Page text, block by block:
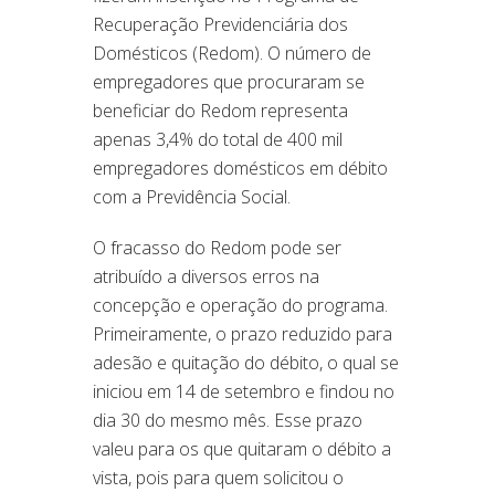
Recuperação Previdenciária dos
Domésticos (Redom). O número de
empregadores que procuraram se
beneficiar do Redom representa
apenas 3,4% do total de 400 mil
empregadores domésticos em débito
com a Previdência Social.
O fracasso do Redom pode ser
atribuído a diversos erros na
concepção e operação do programa.
Primeiramente, o prazo reduzido para
adesão e quitação do débito, o qual se
iniciou em 14 de setembro e findou no
dia 30 do mesmo mês. Esse prazo
valeu para os que quitaram o débito a
vista, pois para quem solicitou o